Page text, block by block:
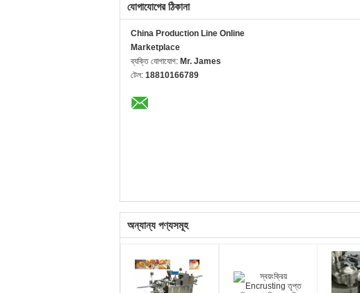
যোগাযোগের ঠিকানা
China Production Line Online
Marketplace
ব্যক্তি যোগাযোগ: Mr. James
টেল: 18810166789
অন্যান্য পণ্যসমূহ